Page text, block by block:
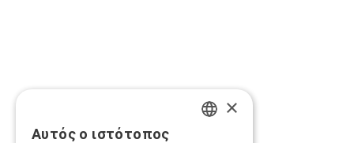
×
Αυτός ο ιστότοπος